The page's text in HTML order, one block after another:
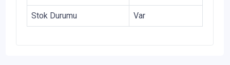
Stok Durumu Var